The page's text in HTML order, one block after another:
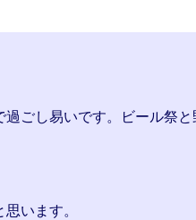
ごし易いです。ビール祭
います。